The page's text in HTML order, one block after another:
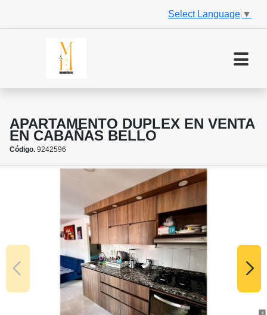
Select Language ▼
APARTAMENTO DUPLEX EN VENTA
EN CABAÑAS BELLO
Código. 9242596